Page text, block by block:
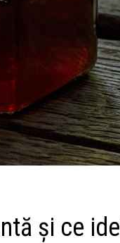
și ce